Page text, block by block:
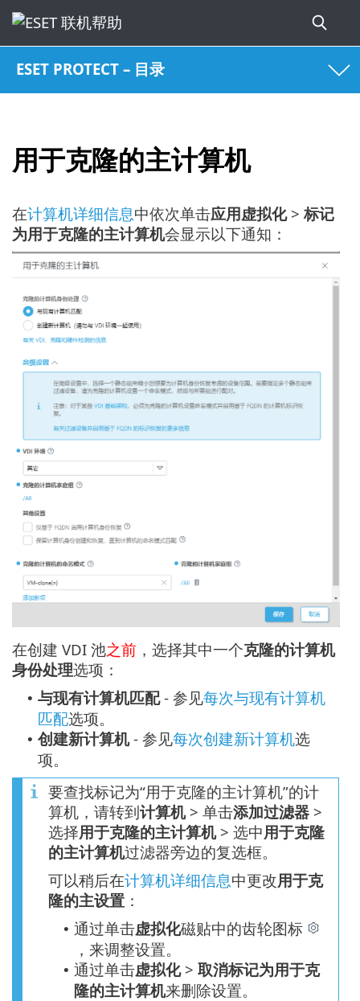
ESET PROTECT – 目录
用于克隆的主计算机
在计算机详细信息中依次单击应用虚拟化> 标记
为用于克隆的主计算机会显示以下通知：
在创建 VDI 池之前 ，选择其中一个克隆的计算机
身份处理选项：
• 与现有计算机匹配- 参见每次与现有计算机
匹配选项。
• 创建新计算机- 参见每次创建新计算机选
项。
要查找标记为“用于克隆的主计算机”的计
算机，请转到计算机> 单击添加过滤器 >
选择用于克隆的主计算机> 选中用于克隆
的主计算机过滤器旁边的复选框。
可以稍后在计算机详细信息中更改用于克
隆的主设置 ：
• 通过单击虚拟化磁贴中的齿轮图标
，来调整设置。
• 通过单击虚拟化> 取消标记为用于克
隆的主计算机来删除设置。